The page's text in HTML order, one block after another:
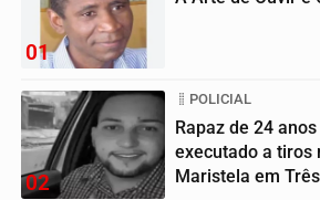
01
02
POLICIAL
Rapaz de 24
executado a tiros
Maristela em